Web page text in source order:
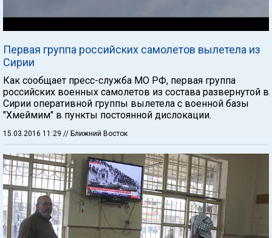
Первая группа российских самолетов вылетела из
Сирии
Как сообщает пресс-служба МО РФ, первая группа
российских военных самолетов из состава развернутой в
Сирии оперативной группы вылетела с военной базы
"Хмеймим" в пункты постоянной дислокации.
15.03.2016 11:29 // Ближний Восток